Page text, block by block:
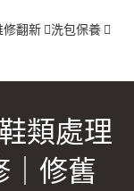
修翻新
洗包保養
類處理
｜修舊